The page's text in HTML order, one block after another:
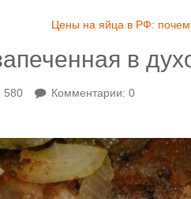
Цены на яйца в РФ:
в
580
Комментарии: 0